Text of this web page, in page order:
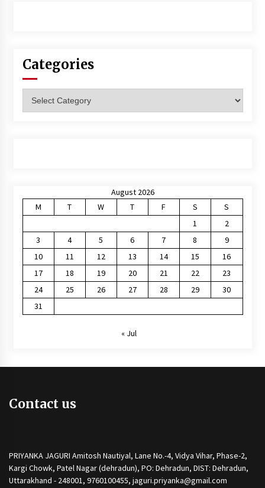
Categories
August 2026
M
T W T F S
S
1
2
3
4 5 6 7 8
9
10
11 12 13 14 15
16
17
18 19 20 21 22
23
24
25 26 27 28 29
30
31
« Jul
Contact us
PRIYANKA JAGURI Amitosh Nautiyal, Lane No.-4, Vidya Vihar, Phase-2,
Kargi Chowk, Patel Nagar (dehradun), PO: Dehradun, DIST: Dehradun,
Uttarakhand - 248001, 9760100455, jaguri.priyanka@gmail.com